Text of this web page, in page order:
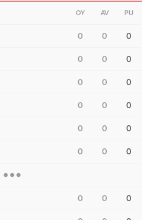
OY AV PU
0 0 0
0 0 0
0 0 0
0 0 0
0 0 0
0 0 0
0 0 0